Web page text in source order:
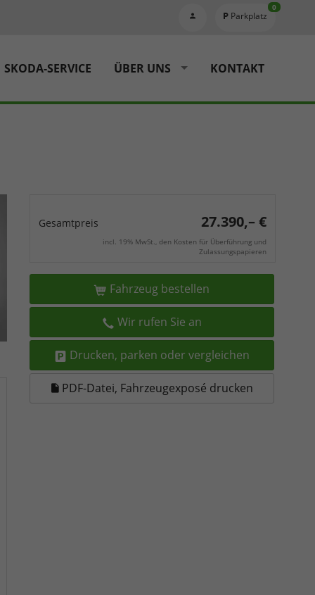
Parkplatz
0
SKODA-SERVICE ÜBER UNS KONTAKT
Gesamtpreis 27.390,– €
incl. 19% MwSt., den Kosten für Überführung und
Zulassungspapieren
Fahrzeug bestellen
Wir rufen Sie an
Drucken, parken oder vergleichen
PDF-Datei, Fahrzeugexposé drucken